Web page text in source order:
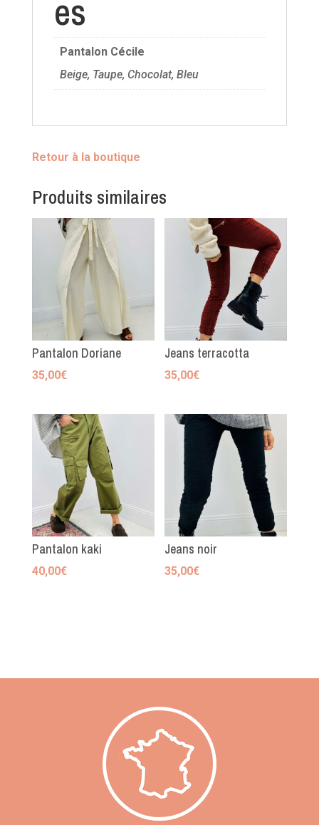
es
Pantalon Cécile
Beige, Taupe, Chocolat, Bleu
Retour à la boutique
Produits similaires
Pantalon Doriane
35,00€
Jeans terracotta
35,00€
Pantalon kaki
40,00€
Jeans noir
35,00€